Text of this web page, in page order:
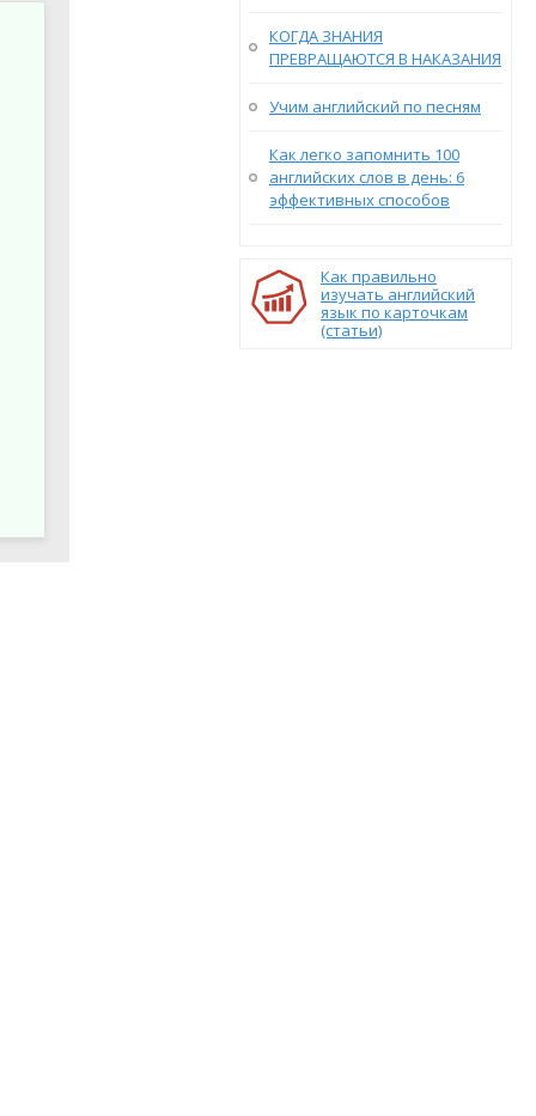
КОГДА ЗНАНИЯ
ПРЕВРАЩАЮТСЯ В НАКАЗАНИЯ
Учим английский по песням
Как легко запомнить 100
английских слов в день: 6
эффективных способов
Как правильно
изучать английский
язык по карточкам
(статьи)